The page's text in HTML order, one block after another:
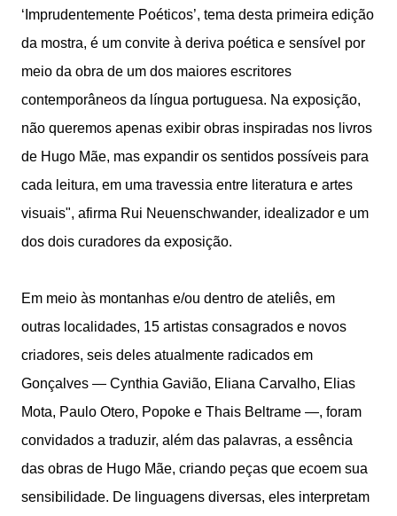
‘Imprudentemente Poéticos’, tema desta primeira edição
da mostra, é um convite à deriva poética e sensível por
meio da obra de um dos maiores escritores
contemporâneos da língua portuguesa. Na exposição,
não queremos apenas exibir obras inspiradas nos livros
de Hugo Mãe, mas expandir os sentidos possíveis para
cada leitura, em uma travessia entre literatura e artes
visuais", afirma Rui Neuenschwander, idealizador e um
dos dois curadores da exposição.
Em meio às montanhas e/ou dentro de ateliês, em
outras localidades, 15 artistas consagrados e novos
criadores, seis deles atualmente radicados em
Gonçalves — Cynthia Gavião, Eliana Carvalho, Elias
Mota, Paulo Otero, Popoke e Thais Beltrame —, foram
convidados a traduzir, além das palavras, a essência
das obras de Hugo Mãe, criando peças que ecoem sua
sensibilidade. De linguagens diversas, eles interpretam